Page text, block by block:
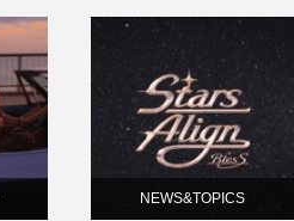
NEWS&TOPICS